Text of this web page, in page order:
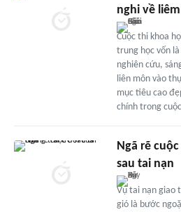
nghi về
Cuộc thi khoa
trung học vốn
nghiên cứu,
liên môn vào
mục tiêu cao
chính trong
Ngã rẽ
sau tai nạn
Vụ tai nạn giao
gió là bước